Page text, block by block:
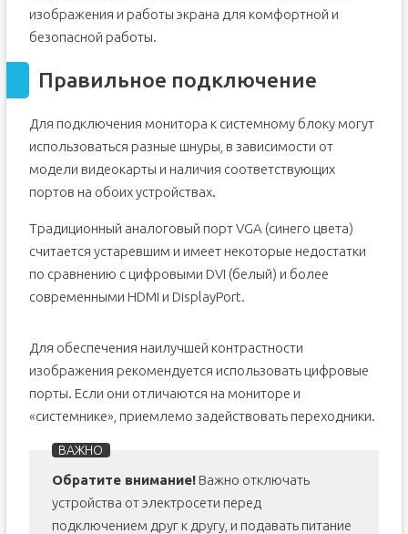
Настройка герцовки
Программы для настройки монитора
Где настройки монитора на компьютере
Как узнать диагональ монитора в настройках
компьютера
Фон экрана
Заставка
Как изменить размеры шрифтов и разрешение экрана?
изображения и работы экрана для комфортной и
безопасной работы.
Правильное подключение
Для подключения монитора к системному блоку могут
использоваться разные шнуры, в зависимости от
модели видеокарты и наличия соответствующих
портов на обоих устройствах.
Традиционный аналоговый порт VGA (синего цвета)
считается устаревшим и имеет некоторые недостатки
по сравнению с цифровыми DVI (белый) и более
современными HDMI и DisplayPort.
Для обеспечения наилучшей контрастности
изображения рекомендуется использовать цифровые
порты. Если они отличаются на мониторе и
«системнике», приемлемо задействовать переходники.
Обратите внимание!Важно отключать
устройства от электросети перед
подключением друг к другу, и подавать питание